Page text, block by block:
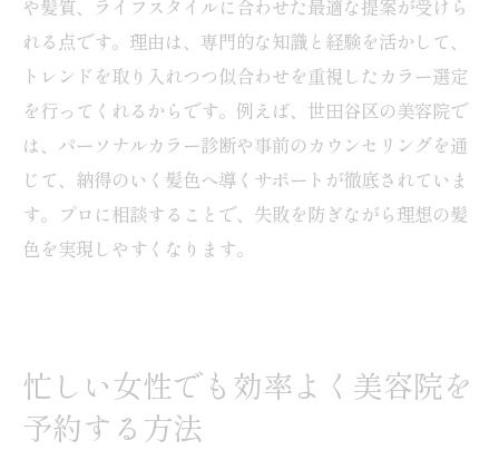
や髪質、ライフスタイルに合わせた最適な提案が受けら
れる点です。理由は、専門的な知識と経験を活かして、
トレンドを取り入れつつ似合わせを重視したカラー選定
を行ってくれるからです。例えば、世田谷区の美容院で
は、パーソナルカラー診断や事前のカウンセリングを通
じて、納得のいく髪色へ導くサポートが徹底されていま
す。プロに相談することで、失敗を防ぎながら理想の髪
色を実現しやすくなります。
忙しい女性でも効率よく美容院を
予約する方法